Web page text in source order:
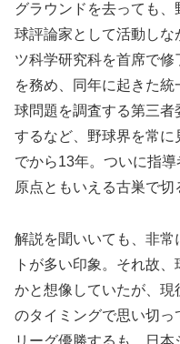
グラウンドを去っても
球評論家として活動し
ツ科学研究科を首席で
を務め、同年に起きた
球問題を調査する第三
するなど、野球界を常
でから13年。ついに指
原点ともいえる古巣で切
解説を聞いいても、非
トが多い印象。それ故
かと想像していたが、現
のタイミングで思い切
リーグ優勝するも、日